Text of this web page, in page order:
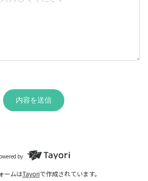
内容を送信
by
ームはTayoriで作成されています。